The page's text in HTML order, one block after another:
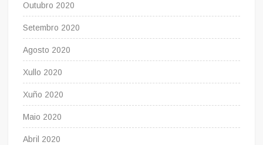
Outubro 2020
Setembro 2020
Agosto 2020
Xullo 2020
Xuño 2020
Maio 2020
Abril 2020